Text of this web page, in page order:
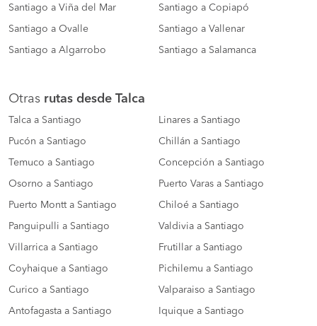
Santiago a Viña del Mar Santiago a Copiapó
Santiago a Ovalle Santiago a Vallenar
Santiago a Algarrobo Santiago a Salamanca
Otras rutas desde Talca
Talca a Santiago Linares a Santiago
Pucón a Santiago Chillán a Santiago
Temuco a Santiago Concepción a Santiago
Osorno a Santiago Puerto Varas a Santiago
Puerto Montt a Santiago Chiloé a Santiago
Panguipulli a Santiago Valdivia a Santiago
Villarrica a Santiago Frutillar a Santiago
Coyhaique a Santiago Pichilemu a Santiago
Curico a Santiago Valparaiso a Santiago
Antofagasta a Santiago Iquique a Santiago